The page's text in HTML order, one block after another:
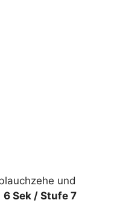
und
6 Sek / Stufe 7